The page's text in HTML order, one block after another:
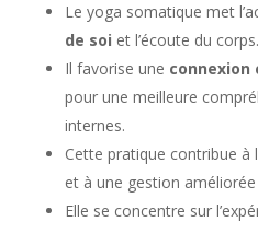
Le yoga somatique met
de soi et l’écoute du corps.
Il favorise une connexion
pour une meilleure
internes.
Cette pratique contribue à
et à une gestion
Elle se concentre sur